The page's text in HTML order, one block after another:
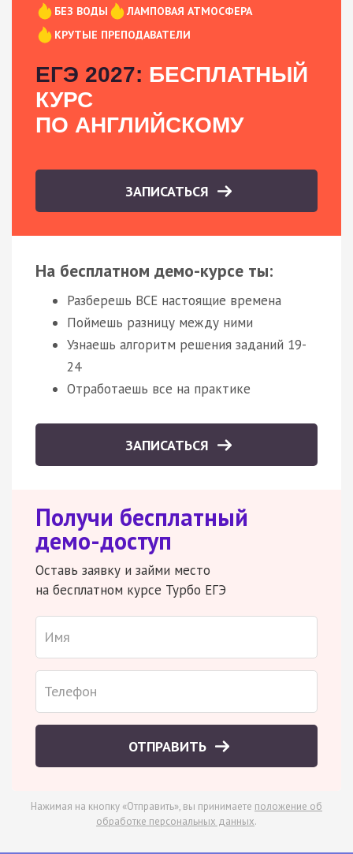
БЕЗ ВОДЫ
ЛАМПОВАЯ АТМОСФЕРА
КРУТЫЕ ПРЕПОДАВАТЕЛИ
ЕГЭ 2027: БЕСПЛАТНЫЙ
КУРС
ПО АНГЛИЙСКОМУ
ЗАПИСАТЬСЯ
На бесплатном демо-курсе ты:
Разберешь ВСЕ настоящие времена
Поймешь разницу между ними
Узнаешь алгоритм решения заданий 19-
24
Отработаешь все на практике
ЗАПИСАТЬСЯ
Получи бесплатный
демо-доступ
Оставь заявку и займи место
на бесплатном курсе Турбо ЕГЭ
ОТПРАВИТЬ
Нажимая на кнопку «Отправить», вы принимаете положение об
обработке персональных данных.